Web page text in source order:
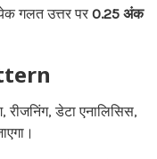
गलत उत्तर पर 0.25 अंक
डेटा एनालिसिस,